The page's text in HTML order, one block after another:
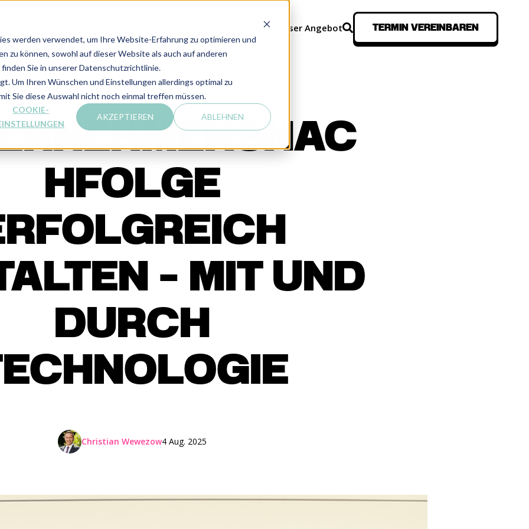
werden verwendet, um Ihre Website-Erfahrung zu optimieren und
zu können, sowohl auf dieser Website als auch auf anderen
Sie in unserer Datenschutzrichtlinie.
Um Ihren Wünschen und Einstellungen allerdings optimal zu
Sie diese Auswahl nicht noch einmal treffen müssen.
COOKIE-
AKZEPTIEREN ABLEHNEN
CONTENT & WISSEN
Team & Mission Unser Angebot TERMIN VEREINBAREN
HFOLGE
- MIT UND
DURCH
4 Aug. 2025
Christian Wewezow